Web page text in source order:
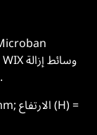
الروائح المركبة لتقليل الروائح الناتجة عن العوادم.